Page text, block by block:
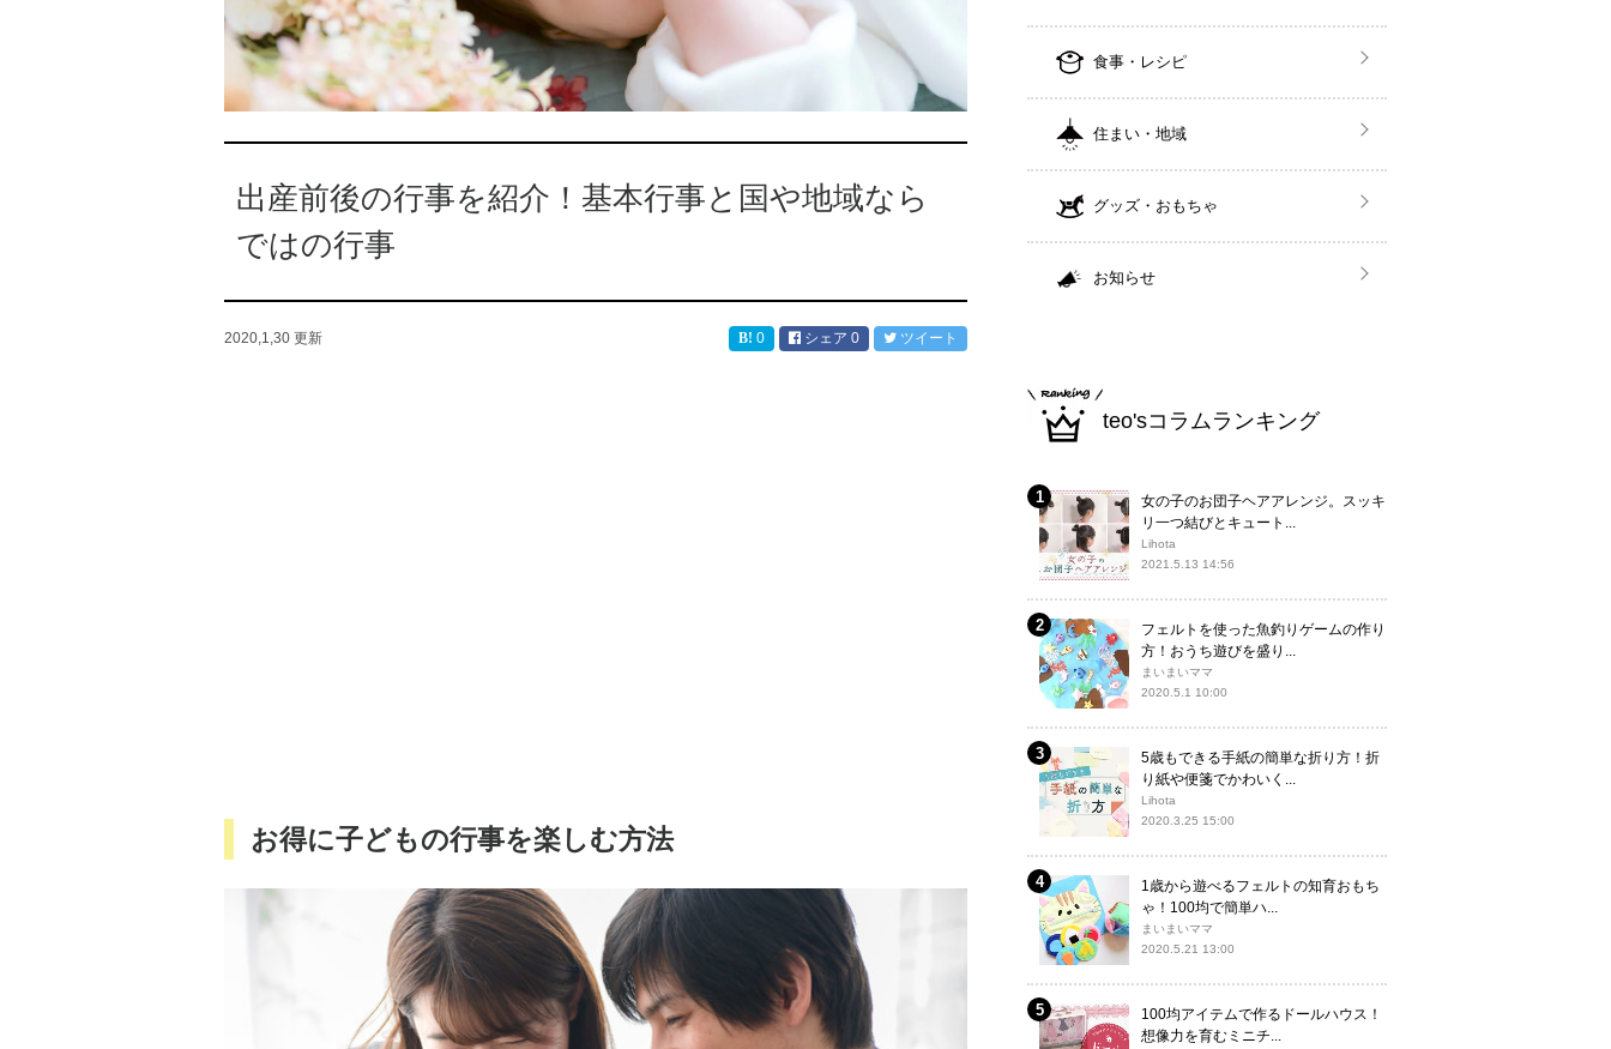
出産前後の行事を紹介！基本行事と国や地域なら
ではの行事
2020,1,30 更新 0 シェア 0 ツイート
お得に子どもの行事を楽しむ方法
食事・レシピ
住まい・地域
グッズ・おもちゃ
お知らせ
teo'sコラムランキング
女の子のお団子ヘアアレンジ。スッキ
リ一つ結びとキュート...
Lihota
2021.5.13 14:56
フェルトを使った魚釣りゲームの作り
方！おうち遊びを盛り...
まいまいママ
2020.5.1 10:00
5歳もできる手紙の簡単な折り方！折
り紙や便箋でかわいく...
Lihota
2020.3.25 15:00
1歳から遊べるフェルトの知育おもち
ゃ！100均で簡単ハ...
まいまいママ
2020.5.21 13:00
100均アイテムで作るドールハウス！
想像力を育むミニチ...